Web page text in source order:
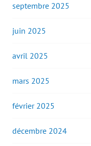
septembre 2025
juin 2025
avril 2025
mars 2025
février 2025
décembre 2024